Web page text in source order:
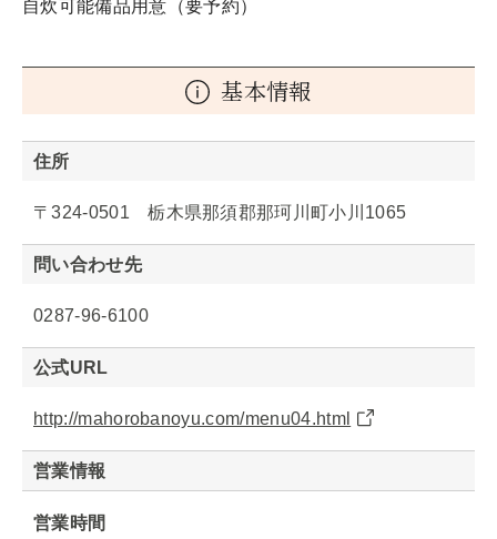
自炊可能備品用意（要予約）
基本情報
住所
〒324-0501 栃木県那須郡那珂川町小川1065
問い合わせ先
0287-96-6100
公式URL
http://mahorobanoyu.com/menu04.html
営業情報
営業時間